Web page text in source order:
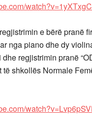
e bërë pranë
nga piano dhe dy
regjistrimin pranë
të shkollës Normale